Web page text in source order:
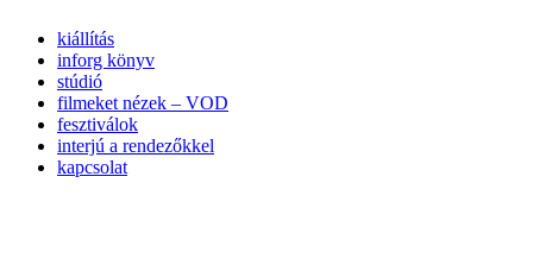
kiállítás
inforg könyv
stúdió
filmeket nézek – VOD
fesztiválok
interjú a rendezőkkel
kapcsolat